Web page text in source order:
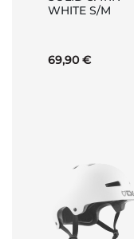
WHITE S/M
69,90 €
carrito